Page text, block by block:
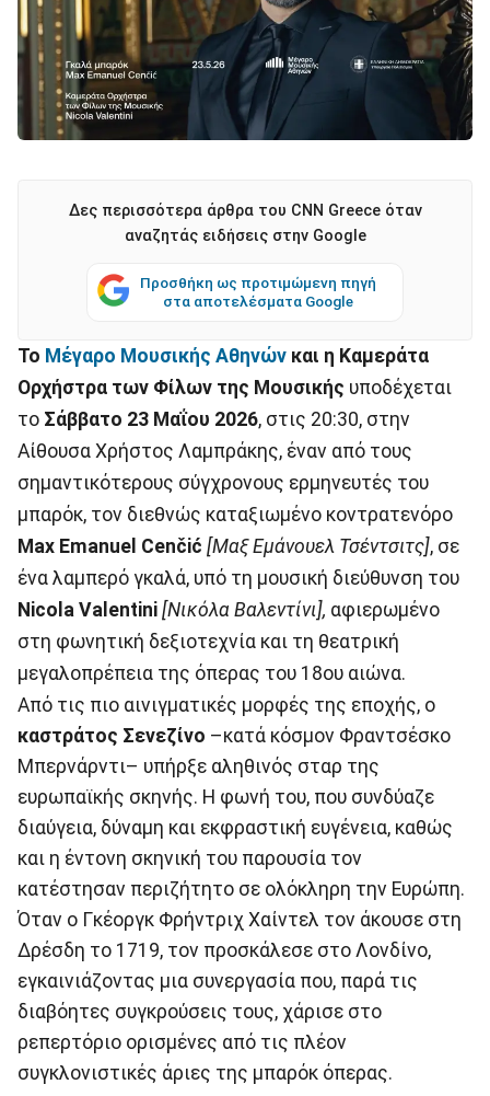
Δες περισσότερα άρθρα του CNN Greece όταν
αναζητάς ειδήσεις στην Google
Προσθήκη ως προτιμώμενη πηγή
στα αποτελέσματα Google
Το Μέγαρο Μουσικής Αθηνών και η Καμεράτα
Ορχήστρα των Φίλων της Μουσικής υποδέχεται
το Σάββατο 23 Μαΐου 2026, στις 20:30, στην
Αίθουσα Χρήστος Λαμπράκης, έναν από τους
σημαντικότερους σύγχρονους ερμηνευτές του
μπαρόκ, τον διεθνώς καταξιωμένο κοντρατενόρο
Max Emanuel Cenčić [Μαξ Εμάνουελ Τσέντσιτς], σε
ένα λαμπερό γκαλά, υπό τη μουσική διεύθυνση του
Nicola Valentini [Νικόλα Βαλεντίνι], αφιερωμένο
στη φωνητική δεξιοτεχνία και τη θεατρική
μεγαλοπρέπεια της όπερας του 18ου αιώνα.
Από τις πιο αινιγματικές μορφές της εποχής, ο
καστράτος Σενεζίνο –κατά κόσμον Φραντσέσκο
Μπερνάρντι– υπήρξε αληθινός σταρ της
ευρωπαϊκής σκηνής. Η φωνή του, που συνδύαζε
διαύγεια, δύναμη και εκφραστική ευγένεια, καθώς
και η έντονη σκηνική του παρουσία τον
κατέστησαν περιζήτητο σε ολόκληρη την Ευρώπη.
Όταν ο Γκέοργκ Φρήντριχ Χαίντελ τον άκουσε στη
Δρέσδη το 1719, τον προσκάλεσε στο Λονδίνο,
εγκαινιάζοντας μια συνεργασία που, παρά τις
διαβόητες συγκρούσεις τους, χάρισε στο
ρεπερτόριο ορισμένες από τις πλέον
συγκλονιστικές άριες της μπαρόκ όπερας.